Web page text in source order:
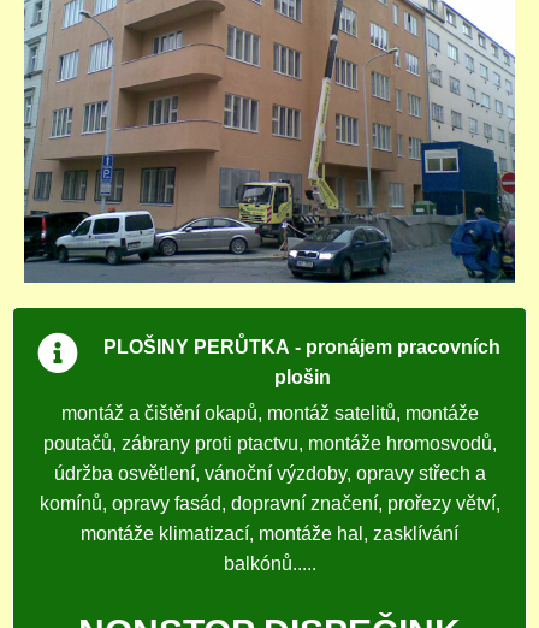
PLOŠINY PERŮTKA - pronájem pracovních
plošin
montáž a čištění okapů, montáž satelitů, montáže
poutačů, zábrany proti ptactvu, montáže hromosvodů,
údržba osvětlení, vánoční výzdoby, opravy střech a
komínů, opravy fasád, dopravní značení, prořezy větví,
montáže klimatizací, montáže hal, zasklívání
balkónů.....